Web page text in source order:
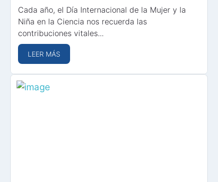
Cada año, el Día Internacional de la Mujer y la
Niña en la Ciencia nos recuerda las
contribuciones vitales...
LEER MÁS